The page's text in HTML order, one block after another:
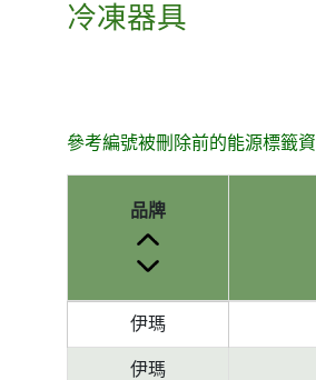
冷凍器具
參考編號被刪除前的能源標籤
品牌
伊瑪
伊瑪